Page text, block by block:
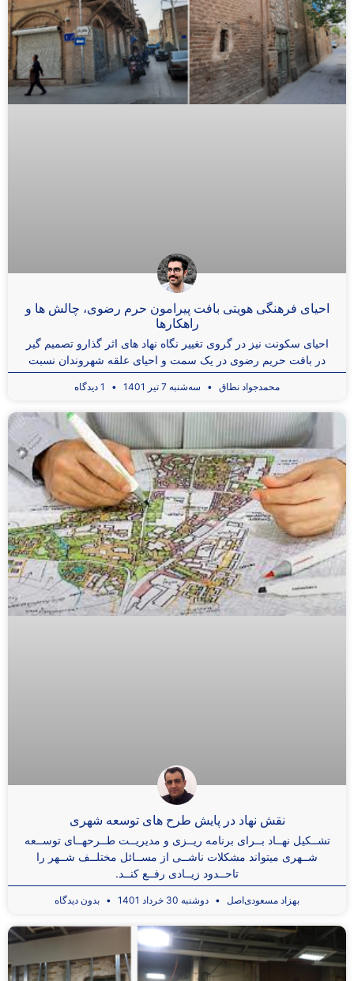
احیای فرهنگی هویتی بافت پیرامون حرم رضوی، چالش ها و
راهکارها
احیای سکونت نیز در گروی تغییر نگاه نهاد های اثر گذارو تصمیم گیر
در بافت حریم رضوی در یک سمت و احیای علقه شهروندان نسبت
محمدجواد نطاق سه‌شنبه 7 تیر 1401
نقش نهاد در پایش طرح های توسعه شهری
تشــکیل نهــاد بــرای برنامه ریــزی و مدیریــت طــرحهــای توســعه
شــهری میتواند مشکلات ناشــی از مســائل مختلــف شــهر را
تاحــدود زیــادی رفــع کنــد.
بهزاد مسعودی‌اصل دوشنبه 30 خرداد 1401 بدون دیدگاه